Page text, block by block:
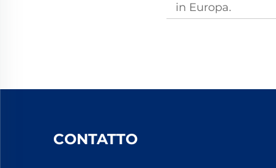
in Europa.
CONTATTO